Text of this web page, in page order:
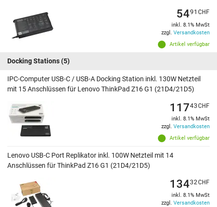
Artikel verfügbar
5491 CHF
inkl. 8.1% MwSt
zzgl. Versandkosten
Docking Stations(5)
IPC-Computer USB-C / USB-A Docking Station inkl. 130W Netzteil
mit 15 Anschlüssen für Lenovo ThinkPad Z16 G1 (21D4/21D5)
Artikel verfügbar
11743CHF
inkl. 8.1% MwSt
zzgl. Versandkosten
Lenovo USB-C Port Replikator inkl. 100W Netzteil mit 14
Anschlüssen für ThinkPad Z16 G1 (21D4/21D5)
13432CHF
inkl. 8.1% MwSt
zzgl. Versandkosten